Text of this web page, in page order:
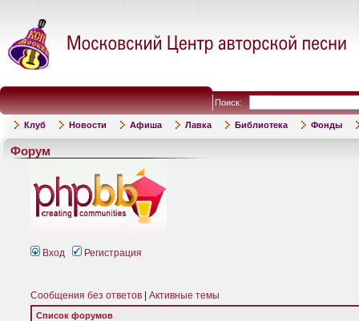
Поиск:
Клуб Новости Афиша Лавка Библиотека Фонды
Форум
Вход Регистрация
Сообщения без ответов Активные темы
Список форумов